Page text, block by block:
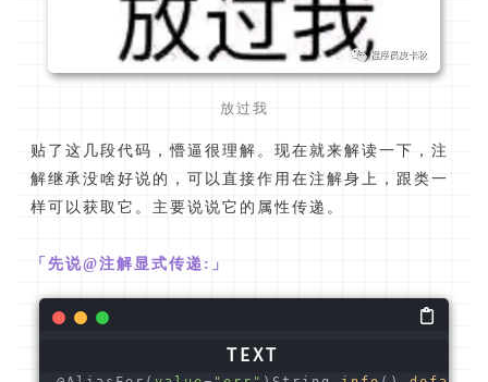
放过我
贴了这几段代码，懵逼很理解。现在就来解读一下，注
解继承没啥好说的，可以直接作用在注解身上，跟类一
样可以获取它。主要说说它的属性传递。
「先说@注解显式传递:」